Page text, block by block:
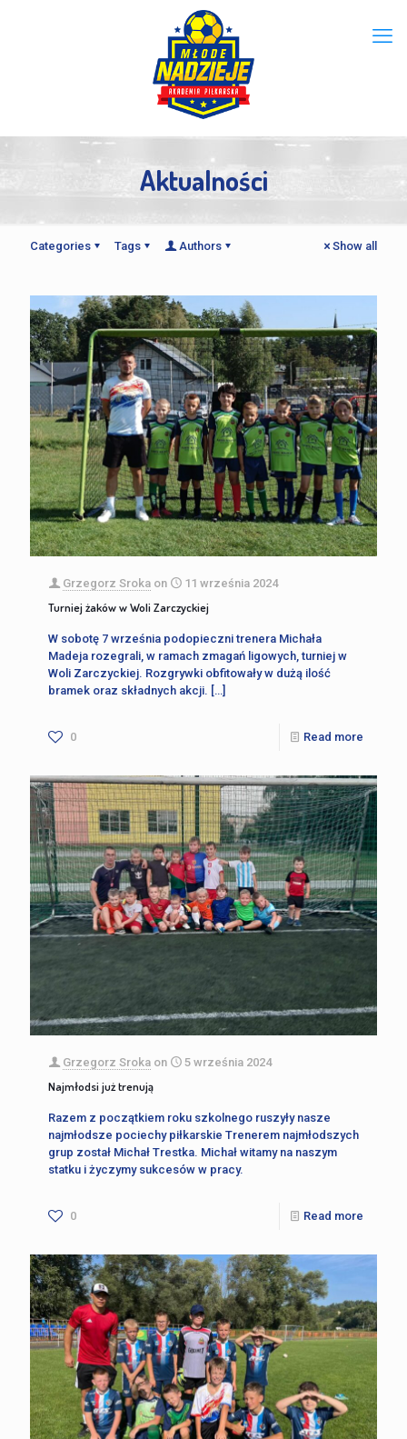
Aktualności
Categories Tags Authors Show all
Grzegorz Sroka on 11 września 2024
Turniej żaków w Woli Zarczyckiej
W sobotę 7 września podopieczni trenera Michała
Madeja rozegrali, w ramach zmagań ligowych, turniej w
Woli Zarczyckiej. Rozgrywki obfitowały w dużą ilość
bramek oraz składnych akcji. […]
0 Read more
Grzegorz Sroka on 5 września 2024
Najmłodsi już trenują
Razem z początkiem roku szkolnego ruszyły nasze
najmłodsze pociechy piłkarskie Trenerem najmłodszych
grup został Michał Trestka. Michał witamy na naszym
statku i życzymy sukcesów w pracy.
0 Read more